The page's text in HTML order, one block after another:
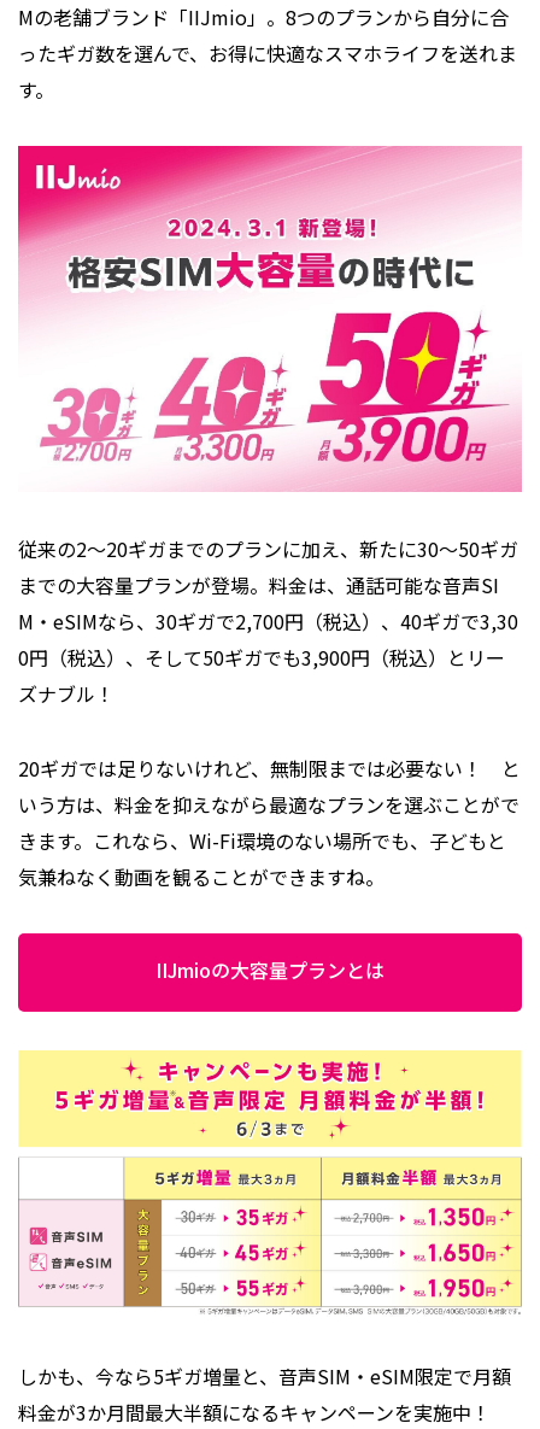
Mの老舗ブランド「IIJmio」。8つのプランから自分に合
ったギガ数を選んで、お得に快適なスマホライフを送れま
す。
従来の2～20ギガまでのプランに加え、新たに30～50ギガ
までの大容量プランが登場。料金は、通話可能な音声SI
M・eSIMなら、30ギガで2,700円（税込）、40ギガで3,30
0円（税込）、そして50ギガでも3,900円（税込）とリー
ズナブル！
20ギガでは足りないけれど、無制限までは必要ない！ と
いう方は、料金を抑えながら最適なプランを選ぶことがで
きます。これなら、Wi-Fi環境のない場所でも、子どもと
気兼ねなく動画を観ることができますね。
IIJmioの大容量プランとは
しかも、今なら5ギガ増量と、音声SIM・eSIM限定で月額
料金が3か月間最大半額になるキャンペーンを実施中！